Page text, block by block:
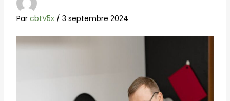
Par cbtV5x / 3 septembre 2024